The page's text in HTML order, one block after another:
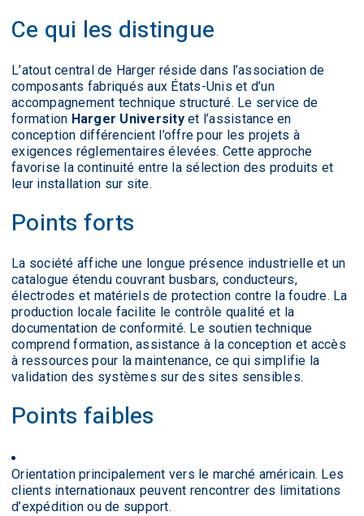
Ce qui les distingue
L’atout central de Harger réside dans l’association de
composants fabriqués aux États-Unis et d’un
accompagnement technique structuré. Le service de
formation Harger Universityet l’assistance en
conception différencient l’offre pour les projets à
exigences réglementaires élevées. Cette approche
favorise la continuité entre la sélection des produits et
leur installation sur site.
Points forts
La société affiche une longue présence industrielle et un
catalogue étendu couvrant busbars, conducteurs,
électrodes et matériels de protection contre la foudre. La
production locale facilite le contrôle qualité et la
documentation de conformité. Le soutien technique
comprend formation, assistance à la conception et accès
à ressources pour la maintenance, ce qui simplifie la
validation des systèmes sur des sites sensibles.
Points faibles
Orientation principalement vers le marché américain. Les
clients internationaux peuvent rencontrer des limitations
d’expédition ou de support.